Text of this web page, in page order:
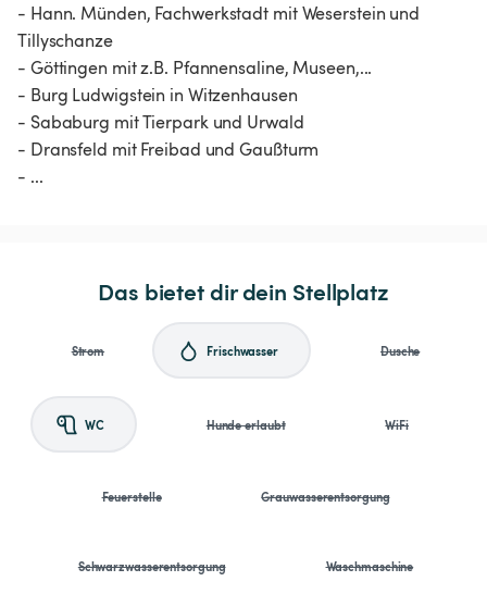
- Hann. Münden, Fachwerkstadt mit Weserstein und
Tillyschanze
- Göttingen mit z.B. Pfannensaline, Museen,...
- Burg Ludwigstein in Witzenhausen
- Sababurg mit Tierpark und Urwald
- Dransfeld mit Freibad und Gaußturm
Das bietet dir dein Stellplatz
Strom Frischwasser Dusche
WC Hunde erlaubt WiFi
Feuerstelle Grauwasserentsorgung
Schwarzwasserentsorgung Waschmaschine